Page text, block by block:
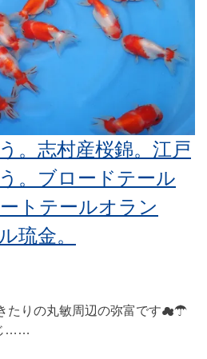
。志村産桜錦。江戸
。ブロードテール
トテールオラン
琉金。
たりの丸敏周辺の弥富です☁☂
……